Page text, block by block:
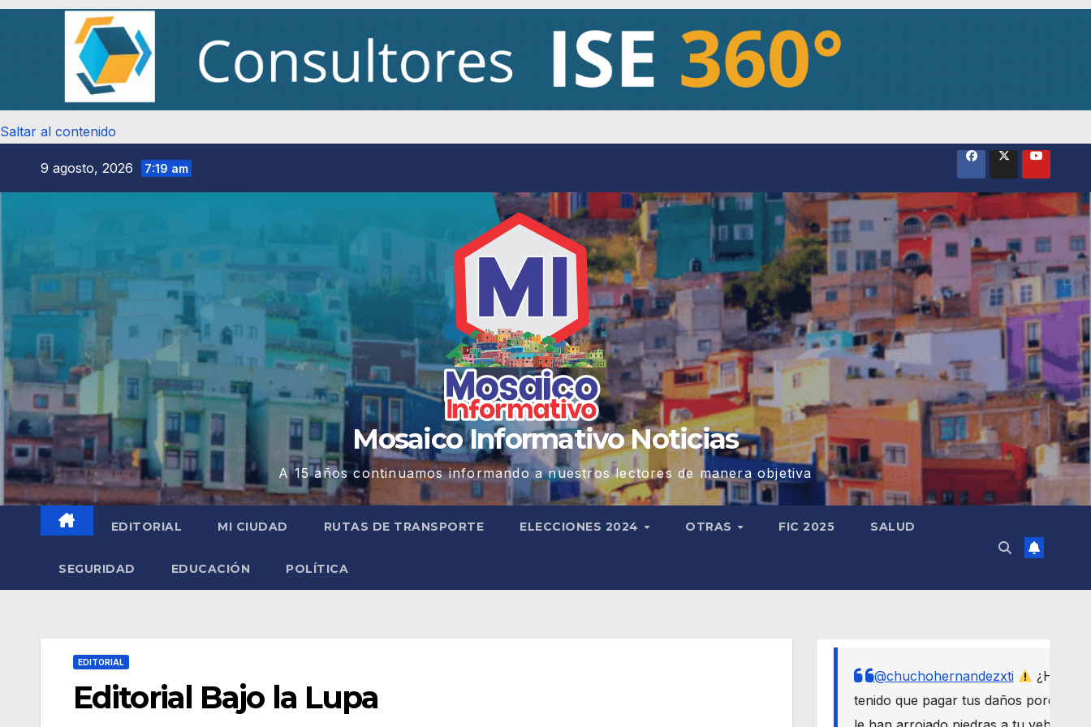
Saltar al contenido
9 agosto, 2026 7:19 am
Mosaico Informativo Noticias
A 15 años continuamos informando a nuestros lectores de manera objetiva
EDITORIAL MI CIUDAD RUTAS DE TRANSPORTE ELECCIONES 2024 OTRAS FIC 2025 SALUD
SEGURIDAD EDUCACIÓN POLÍTICA
EDITORIAL
Editorial Bajo la Lupa
@chuchohernandezxti
¿Has
tenido que pagar tus daños porque